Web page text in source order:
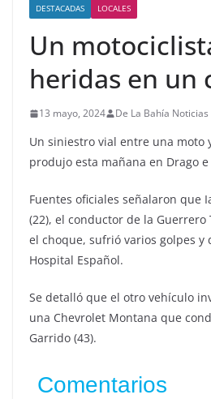
DESTACADAS LOCALES
Un
heridas en un
13 mayo, 2024 De La Bahía Noticias
Un siniestro vial entre una moto
produjo esta mañana en Drago
Fuentes oficiales señalaron que
(22), el conductor de la
el choque, sufrió varios golpes y
Hospital Español.
Se detalló que el otro vehículo
una Chevrolet Montana que
Garrido (43).
Comentarios